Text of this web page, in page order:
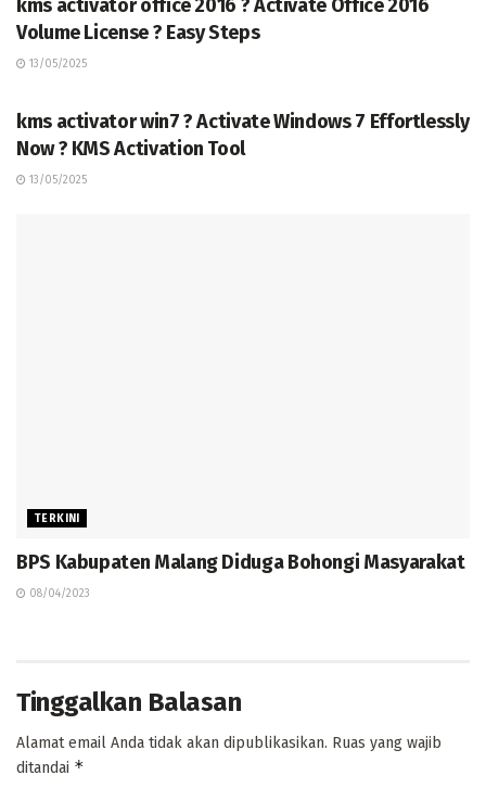
kms activator office 2016 ? Activate Office 2016
Volume License ? Easy Steps
13/05/2025
kms activator win7 ? Activate Windows 7 Effortlessly
Now ? KMS Activation Tool
13/05/2025
TERKINI
BPS Kabupaten Malang Diduga Bohongi Masyarakat
08/04/2023
Tinggalkan Balasan
Alamat email Anda tidak akan dipublikasikan. Ruas yang wajib
ditandai *